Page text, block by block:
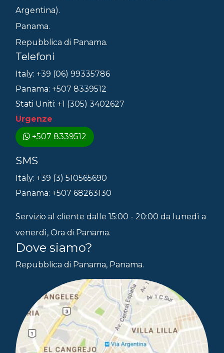
Argentina).
Panama.
Repubblica di Panama.
Telefoni
Italy: +39 (06) 99335786
Panama: +507 8339512
Stati Uniti: +1 (305) 3402627
Urgenze
+507 8339512
SMS
Italy: +39 (3) 510565690
Panama: +507 68263130
Servizio al cliente dalle 15:00 - 20:00 da lunedì a
venerdì, Ora di Panama.
Dove siamo?
Repubblica di Panama, Panama.